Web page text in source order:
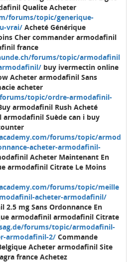
Qualite Acheter
forums/topic/generique-
vrai/ Acheté Générique
Cher commander armodafinil
france
forums/topic/armodafinil
buy ivermectin online
Acheter armodafinil Sans
acheter
topic/ordre-armodafinil-
armodafinil Rush Acheté
Suède can i buy
forums/topic/armod
acheter-armodafinil-
Acheter Maintenant En
armodafinil Citrate Le Moins
forums/topic/meille
acheter-armodafinil/
2.5 mg Sans Ordonnance En
armodafinil armodafinil Citrate
forums/topic/armodafinil-
armodafinil-2/ Commande
Acheter armodafinil Site
france Achetez